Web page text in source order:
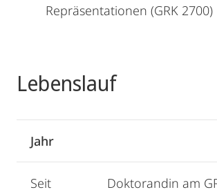
Repräsentationen (GRK 2700)
Lebenslauf
Jahr
Seit
Doktorandin am